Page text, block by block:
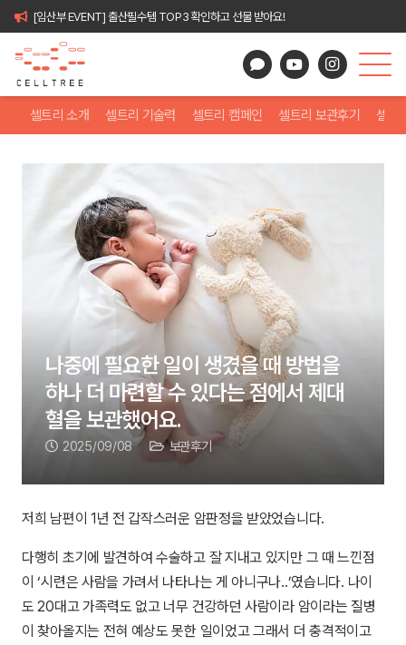
[임산부 EVENT] 출산필수템 TOP3 확인하고 선물 받아요!
셀트리 소개 셀트리 기술력 셀트리 캠페인 셀트리 보관후기 셀트
나중에 필요한 일이 생겼을 때 방법을
하나 더 마련할 수 있다는 점에서 제대
혈을 보관했어요.
2025/09/08 보관후기
저희 남편이 1년 전 갑작스러운 암판정을 받았었습니다.
다행히 초기에 발견하여 수술하고 잘 지내고 있지만 그 때 느낀점
이 ‘시련은 사람을 가려서 나타나는 게 아니구나..’였습니다. 나이
도 20대고 가족력도 없고 너무 건강하던 사람이라 암이라는 질병
이 찾아올지는 전혀 예상도 못한 일이었고 그래서 더 충격적이고